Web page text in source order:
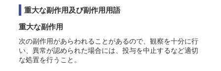
重大な副作用及び副作用用語
重大な副作用
次の副作用があらわれることがあるので、観察を十分に行
い、異常が認められた場合には、投与を中止するなど適切
な処置を行うこと。